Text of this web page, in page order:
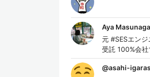
Aya Masunaga
元 #SESエン
受託 100%会
@asahi-